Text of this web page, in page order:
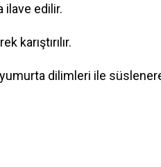
ilave edilir.
karıştırılır.
yumurta dilimleri ile